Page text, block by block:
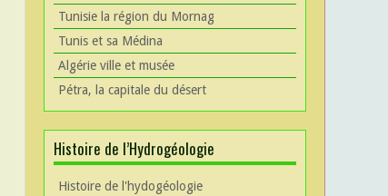
Tunisie la région du Mornag
Tunis et sa Médina
Algérie ville et musée
Pétra, la capitale du désert
Histoire de l’Hydrogéologie
Histoire de l'hydogéologie